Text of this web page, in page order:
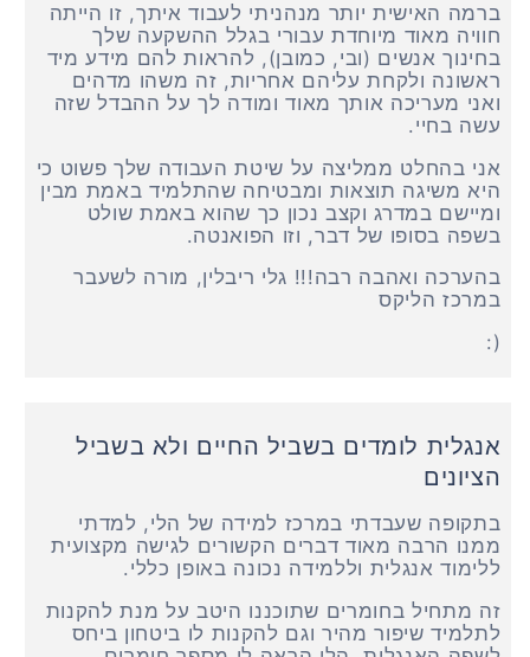
ברמה האישית יותר מנהניתי לעבוד איתך, זו הייתה
חוויה מאוד מיוחדת עבורי בגלל ההשקעה שלך
בחינוך אנשים (ובי, כמובן), להראות להם מידע מיד
ראשונה ולקחת עליהם אחריות, זה משהו מדהים
ואני מעריכה אותך מאוד ומודה לך על ההבדל שזה
עשה בחיי.
אני בהחלט ממליצה על שיטת העבודה שלך פשוט כי
היא משיגה תוצאות ומבטיחה שהתלמיד באמת מבין
ומיישם במדרג וקצב נכון כך שהוא באמת שולט
בשפה בסופו של דבר, וזו הפואנטה.
בהערכה ואהבה רבה!!! גלי ריבלין, מורה לשעבר
במרכז הליקס
:)
אנגלית לומדים בשביל החיים ולא בשביל
הציונים
בתקופה שעבדתי במרכז למידה של הלי, למדתי
ממנו הרבה מאוד דברים הקשורים לגישה מקצועית
ללימוד אנגלית וללמידה נכונה באופן כללי.
זה מתחיל בחומרים שתוכננו היטב על מנת להקנות
לתלמיד שיפור מהיר וגם להקנות לו ביטחון ביחס